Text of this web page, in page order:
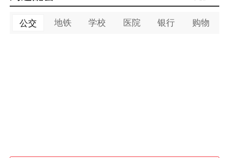
公交 地铁 学校 医院 银行 购物